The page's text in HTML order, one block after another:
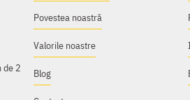
de 2
Povestea noastră
Valorile noastre
Blog